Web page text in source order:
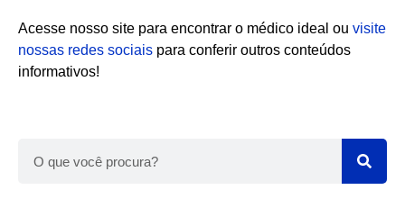
Acesse nosso site para encontrar o médico ideal ou visite
nossas redes sociais para conferir outros conteúdos
informativos!